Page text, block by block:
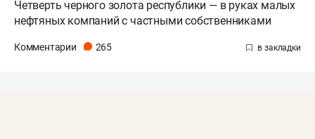
Четверть черного золота республики — в руках малых
нефтяных компаний с частными собственниками
Комментарии 265